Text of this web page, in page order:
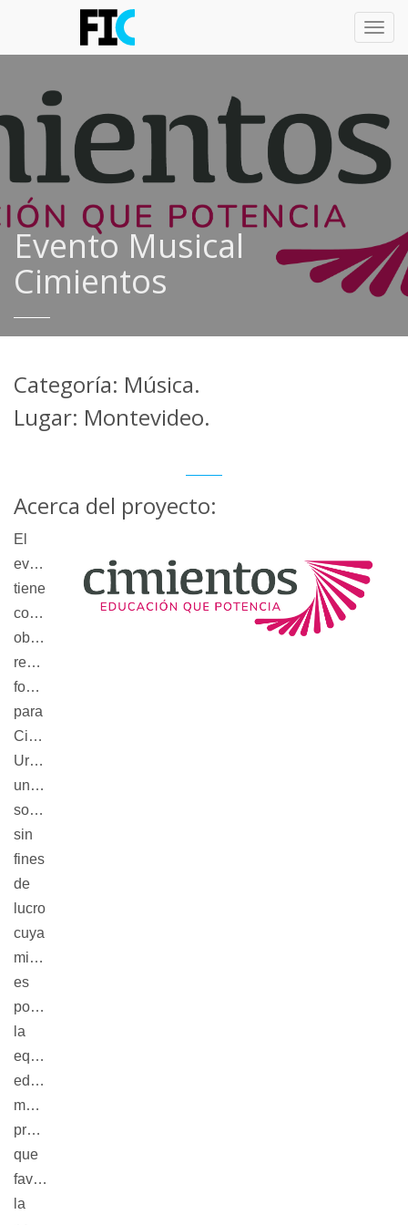
Evento Musical
Cimientos
Categoría: Música.
Lugar: Montevideo.
Acerca del proyecto:
El
evento
tiene
como
objetivo
recaudar
fondos
para
Cimientos
Uruguay,
una organización
social
sin
fines
de
lucro
cuya
misión
es
pomover
la
equidad
educativa
mediante
programas
que
favorecen
la